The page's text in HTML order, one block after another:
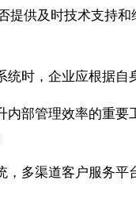
提供及时技术支持
统时，企业应根据自
内部管理效率的重
，多渠道客户服务